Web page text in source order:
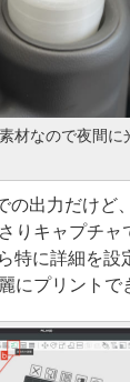
材なので夜間に
の出力だけど
りキャプチャ
特に詳細を設
にプリントで